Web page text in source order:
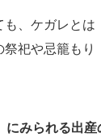
、ケガレとは
祭祀や忌籠も
にみられる出産